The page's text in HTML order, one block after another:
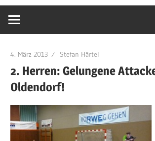
4. März 2013 Stefan Härtel
2. Herren: Gelungene
Oldendorf!